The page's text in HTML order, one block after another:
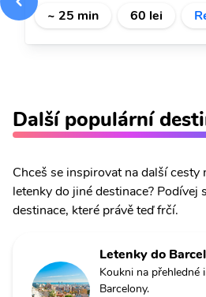
~ 25 min 60 lei
Další populární
Chceš se inspirovat na další cesty
letenky do jiné destinace? Podívej
destinace, které právě teď frčí.
Letenky do
Koukni na přehledné
Barcelony.